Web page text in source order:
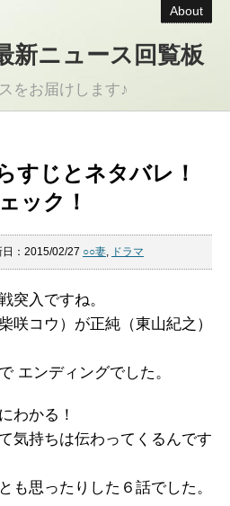
About
新ニュース回覧板
をお届けします♪
すじとネタバレ！
ック！
日：2015/02/27 ○○妻, ドラマ
突入ですね。
咲コウ）が正純（東山紀之）
エンディングでした。
わかる！
気持ちは伝わってくるんです
も思ったりした６話でした。